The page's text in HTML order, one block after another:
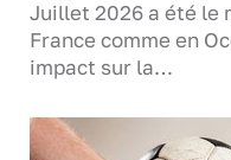
Juillet 2026 a été le
France comme en
impact sur la…